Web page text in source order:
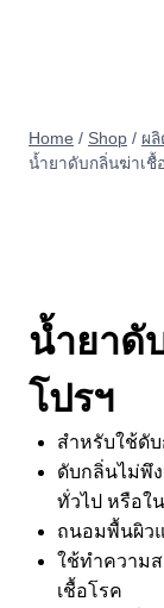
Home / Shop / ผ
น้ำยาดับกลิ่นฆ่าเชื้
น้ำยาดั
โปรฯ
สำหรับใช้ดั
ดับกลิ่นไม่พึ
ทั่วไป หรือใ
ถนอมพื้นผิว
ใช้ทำความ
เชื้อโรค